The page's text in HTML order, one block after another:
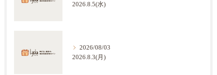
2026.8.5(水)
2026/08/03
2026.8.3(月)